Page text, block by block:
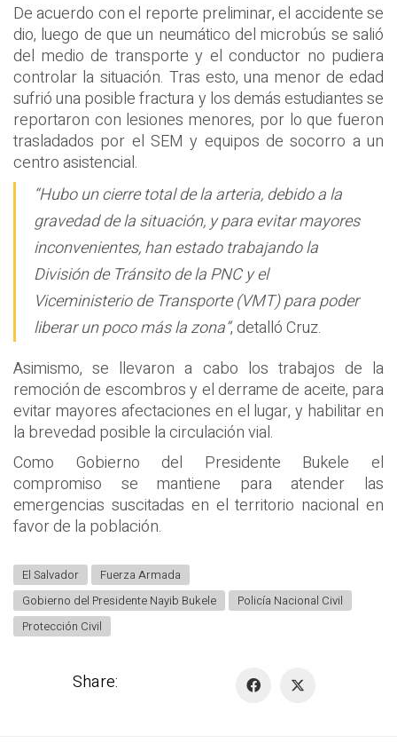
De acuerdo con el reporte preliminar, el accidente se
dio, luego de que un neumático del microbús se salió
del medio de transporte y el conductor no pudiera
controlar la situación. Tras esto, una menor de edad
sufrió una posible fractura y los demás estudiantes se
reportaron con lesiones menores, por lo que fueron
trasladados por el SEM y equipos de socorro a un
centro asistencial.
“Hubo un cierre total de la arteria, debido a la
gravedad de la situación, y para evitar mayores
inconvenientes, han estado trabajando la
División de Tránsito de la PNC y el
Viceministerio de Transporte (VMT) para poder
liberar un poco más la zona”, detalló Cruz.
Asimismo, se llevaron a cabo los trabajos de la
remoción de escombros y el derrame de aceite, para
evitar mayores afectaciones en el lugar, y habilitar en
la brevedad posible la circulación vial.
Como Gobierno del Presidente Bukele el
compromiso se mantiene para atender las
emergencias suscitadas en el territorio nacional en
favor de la población.
El Salvador
Fuerza Armada
Gobierno del Presidente Nayib Bukele
Policía Nacional Civil
Protección Civil
Share: